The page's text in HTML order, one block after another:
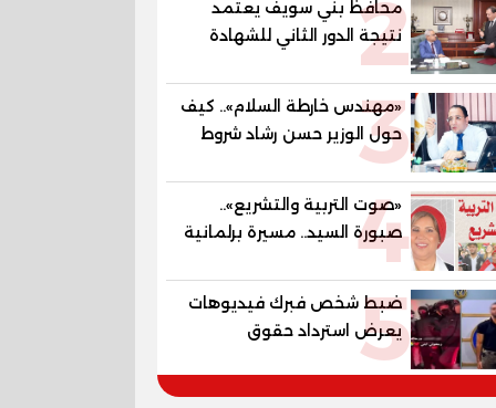
المستقبل
2
محافظ بني سويف يعتمد
نتيجة الدور الثاني للشهادة
الإعدادية العامة بنسبة
79.9% نظامي ...و69.55%
منازل.. و70.56% للمهنية ..
و100% للصُم وضعاف السمع3
«مهندس خارطة السلام».. كيف
حول الوزير حسن رشاد شروط
الحرب المعقدة إلى "خارطة
طريق" للانسحاب والإعمار؟
4
«صوت التربية والتشريع»..
صبورة السيد.. مسيرة برلمانية
وتربوية تجمع بين تشريع
القوانين وصناعة الأجيال لبناء
الإنسان المصري
5
ضبط شخص فبرك فيديوهات
يعرض استرداد حقوق
المواطنين بالقوة